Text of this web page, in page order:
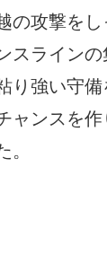
の攻撃をし
スラインの
り強い守
ャンスを
。